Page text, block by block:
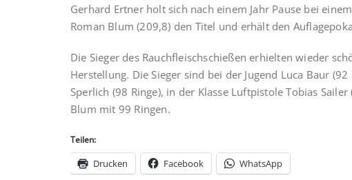
Gerhard Ertner holt sich nach einem Jahr Pause bei
Roman Blum (209,8) den Titel und erhält den
Die Sieger des Rauchfleischschießen erhielten wieder
Herstellung. Die Sieger sind bei der Jugend Luca Baur
Sperlich (98 Ringe), in der Klasse Luftpistole Tobias
Blum mit 99 Ringen.
Teilen:
Drucken Facebook WhatsApp